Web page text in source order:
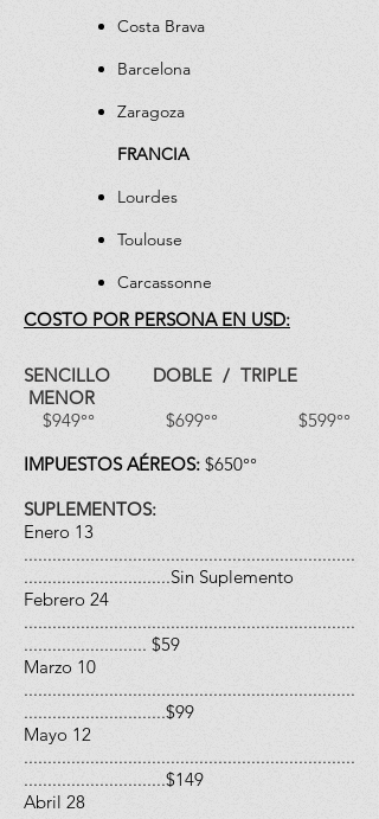
Costa Brava
Barcelona
Zaragoza
FRANCIA
Lourdes
Toulouse
Carcassonne
COSTO POR PERSONA EN USD:
SENCILLO DOBLE / TRIPLE
MENOR
$949°° $699°° $599°°
IMPUESTOS AÉREOS: $650°°
SUPLEMENTOS:
Enero 13
......................................................................
...............................Sin Suplemento
Febrero 24
......................................................................
.......................... $59
Marzo 10
......................................................................
..............................$99
Mayo 12
......................................................................
..............................$149
Abril 28